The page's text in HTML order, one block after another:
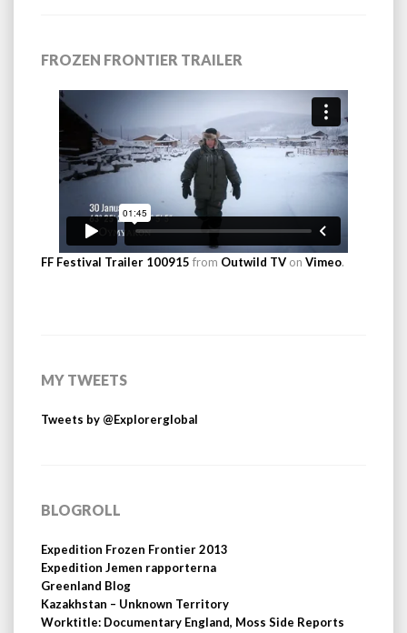
FROZEN FRONTIER TRAILER
FF Festival Trailer 100915 from Outwild TV on Vimeo.
MY TWEETS
Tweets by @Explorerglobal
BLOGROLL
Expedition Frozen Frontier 2013
Expedition Jemen rapporterna
Greenland Blog
Kazakhstan – Unknown Territory
Worktitle: Documentary England, Moss Side Reports